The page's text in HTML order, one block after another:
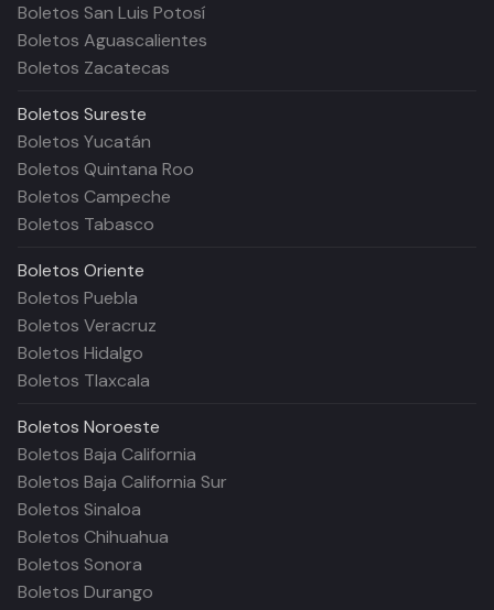
Boletos San Luis Potosí
Boletos Aguascalientes
Boletos Zacatecas
Boletos Sureste
Boletos Yucatán
Boletos Quintana Roo
Boletos Campeche
Boletos Tabasco
Boletos Oriente
Boletos Puebla
Boletos Veracruz
Boletos Hidalgo
Boletos Tlaxcala
Boletos Noroeste
Boletos Baja California
Boletos Baja California Sur
Boletos Sinaloa
Boletos Chihuahua
Boletos Sonora
Boletos Durango